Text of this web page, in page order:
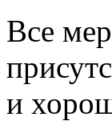
Все
и